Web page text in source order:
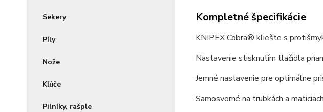
Sekery
Píly
Nože
Kľúče
Pilníky, rašple
Kompletné špecifikácie
KNIPEX Cobra® kliešte s
Nastavenie stisknutím tlačidla
Jemné nastavenie pre optimálne
Samosvorné na trubkách a